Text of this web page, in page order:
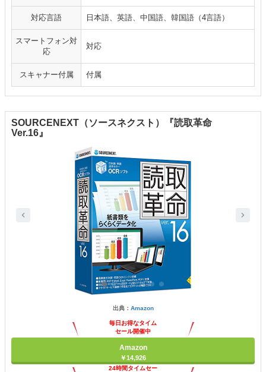
対応言語 日本語、英語、中国語、韓国語（4言語）
スマートフォン対
応
対応
スキャナー付属 付属
SOURCENEXT（ソースネクスト）『読取革命
Ver.16』
出典： Amazon
毎日お得なタイム
セール開催中
Amazon
￥14,926
24時間タイムセー